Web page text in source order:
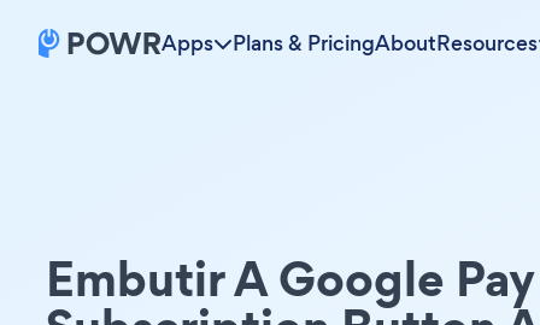
Apps Plans & PricingAboutResources
Embutir A Google Pay